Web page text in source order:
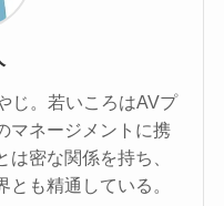
じ。若いころはAVプ
マネージメントに携
密な関係を持ち、
も精通している。